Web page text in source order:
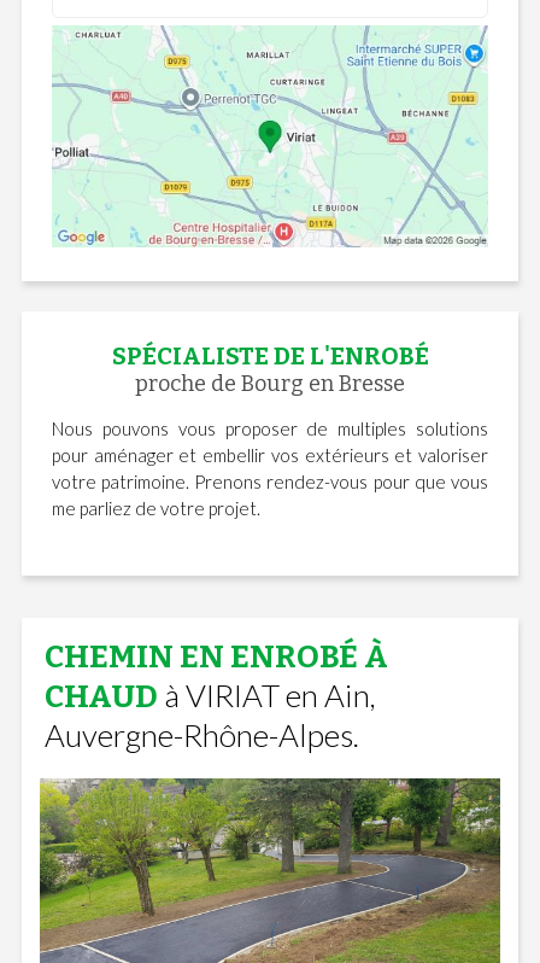
SPÉCIALISTE DE L'ENROBÉ
proche de Bourg en Bresse
Nous pouvons vous proposer de multiples solutions
pour aménager et embellir vos extérieurs et valoriser
votre patrimoine. Prenons rendez-vous pour que vous
me parliez de votre projet.
CHEMIN EN ENROBÉ À
CHAUD à VIRIAT en Ain,
Auvergne-Rhône-Alpes.